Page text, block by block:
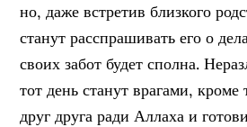
но, даже встретив близкого
станут расспрашивать его о
своих забот будет сполна.
тот день станут врагами,
друг друга ради Аллаха и